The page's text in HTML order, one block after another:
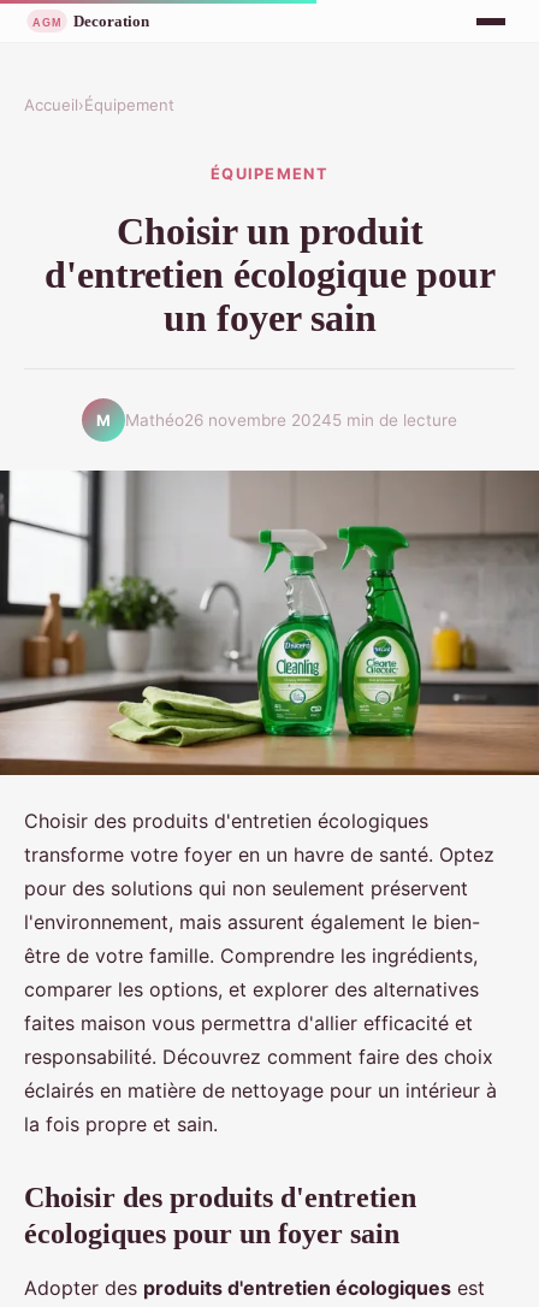
Accueil›Équipement
ÉQUIPEMENT
Choisir un produit
d'entretien écologique pour
un foyer sain
M Mathéo26 novembre 20245 min de lecture
Choisir des produits d'entretien écologiques
transforme votre foyer en un havre de santé. Optez
pour des solutions qui non seulement préservent
l'environnement, mais assurent également le bien-
être de votre famille. Comprendre les ingrédients,
comparer les options, et explorer des alternatives
faites maison vous permettra d'allier efficacité et
responsabilité. Découvrez comment faire des choix
éclairés en matière de nettoyage pour un intérieur à
la fois propre et sain.
Choisir des produits d'entretien
écologiques pour un foyer sain
Adopter des produits d'entretien écologiques est